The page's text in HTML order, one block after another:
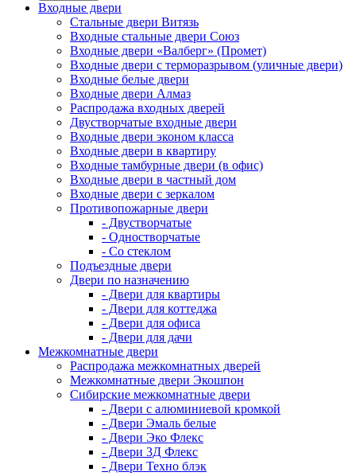
Входные двери
Стальные двери Витязь
Входные стальные двери Союз
Входные двери «Валберг» (Промет)
Входные двери с терморазрывом (уличные двери)
Входные белые двери
Входные двери Алмаз
Распродажа входных дверей
Двустворчатые входные двери
Входные двери эконом класса
Входные двери в квартиру
Входные тамбурные двери (в офис)
Входные двери в частный дом
Входные двери с зеркалом
Противопожарные двери
- Двустворчатые
- Одностворчатые
- Со стеклом
Подъездные двери
Двери по назначению
- Двери для квартиры
- Двери для коттеджа
- Двери для офиса
- Двери для дачи
Межкомнатные двери
Распродажа межкомнатных дверей
Межкомнатные двери Экошпон
Сибирские межкомнатные двери
- Двери с алюминиевой кромкой
- Двери Эмаль белые
- Двери Эко Флекс
- Двери 3Д Флекс
- Двери Техно блэк